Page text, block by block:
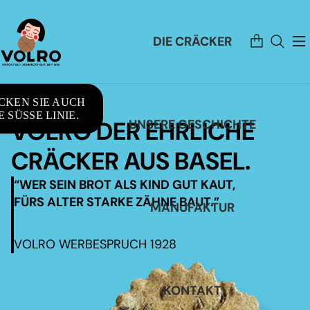
DIE CRÄCKER
UNSERE GESCHICHTE
MANUFAKTUR
KONTAKT
Artikel
im
Warenkorb
SIE AUCH
SÜSSE LINIE.
VOLRO DER EHRLICHE
CRÄCKER AUS BASEL.
“WER SEIN BROT ALS KIND GUT KAUT,
FÜRS ALTER STARKE ZÄHNE BAUT.”
VOLRO WERBESPRUCH 1928